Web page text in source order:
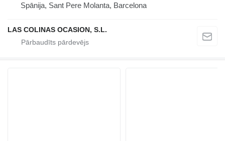
Spānija, Sant Pere Molanta, Barcelona
LAS COLINAS OCASION, S.L.